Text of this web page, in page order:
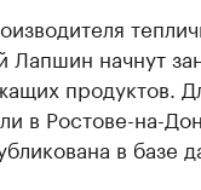
Лапшин начнут
продуктов.
в Ростове-на-
в базе